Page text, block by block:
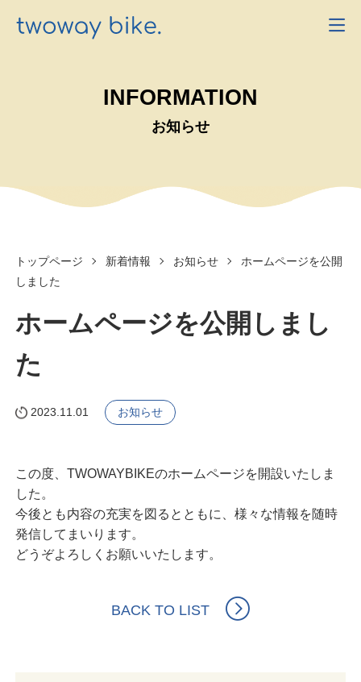
INFORMATION
お知らせ
トップページ 新着情報 お知らせ
ホームページを公開
しました
ホームページを公開しまし
た
2023.11.01 お知らせ
この度、TWOWAYBIKEのホームページを開設いたしま
した。
今後とも内容の充実を図るとともに、様々な情報を随時
発信してまいります。
どうぞよろしくお願いいたします。
BACK TO LIST